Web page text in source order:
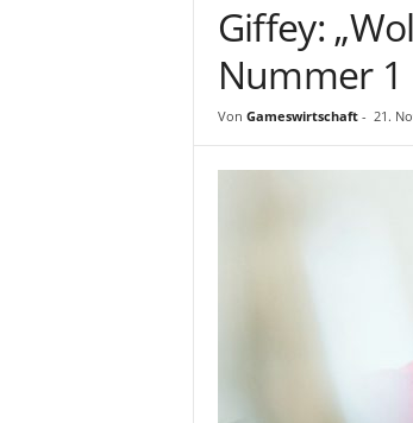
Giffey:
Nummer 1
Von Gameswirtschaft- 21.